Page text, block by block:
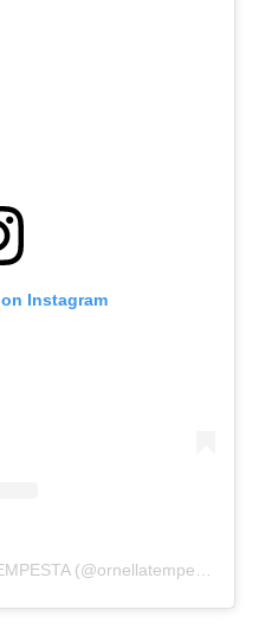
Instagram